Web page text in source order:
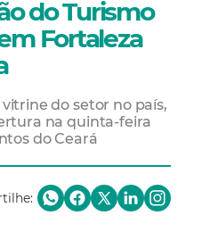
do Turismo
Fortaleza
do setor no país,
na quinta-feira
do Ceará